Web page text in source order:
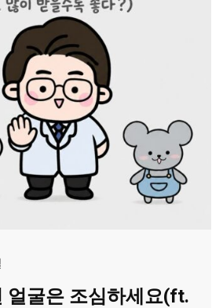
얼굴은 조심하세요(ft.